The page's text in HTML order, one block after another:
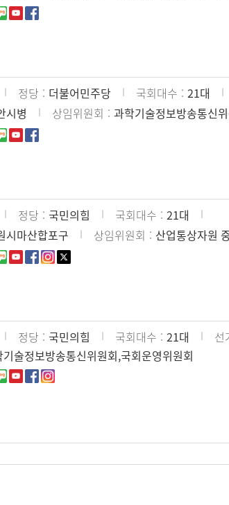
정당 더불어민주당 국회대수
21대
시병 상임위원회
과학기술정보방송통신
정당 국민의힘 국회대수
21대
시마산합포구 상임위원회
산업통상자원
정당 국민의힘 국회대수 21대 선
기술정보방송통신위원회,국회운영위원회